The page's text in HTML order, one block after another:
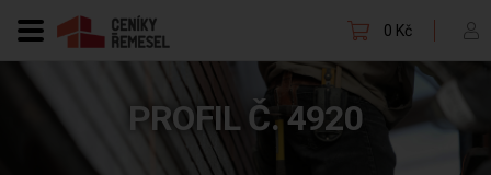
0 Kč
PROFIL Č. 4920